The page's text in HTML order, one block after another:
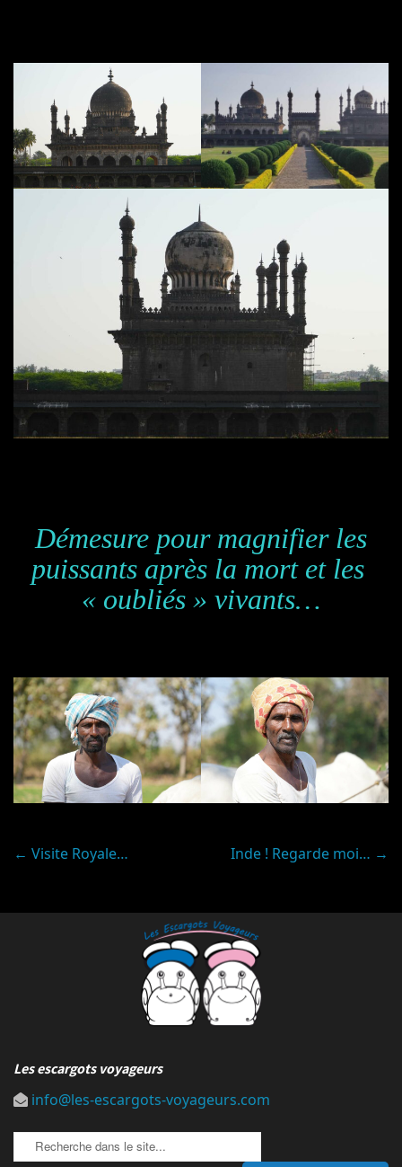
Démesure pour magnifier les
puissants après la mort et les
« oubliés » vivants…
Post
← Visite Royale… Inde ! Regarde moi… →
Les escargots voyageurs
info@les-escargots-voyageurs.com